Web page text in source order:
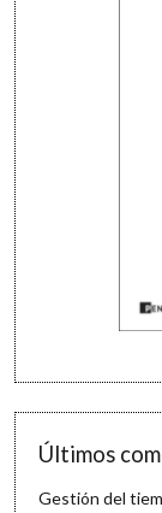
Últimos
Gestión del